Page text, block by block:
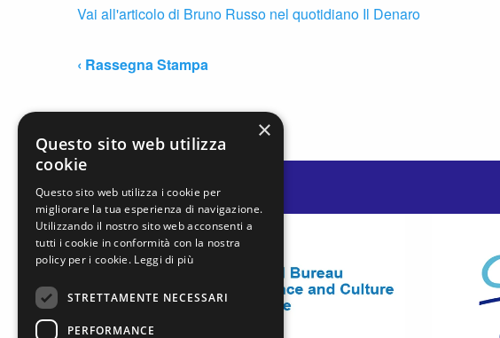
Vai all'articolo di Bruno Russo nel quotidiano Il Denaro
‹ Rassegna Stampa
×
Questo sito web utilizza
cookie
Questo sito web utilizza i cookie per
migliorare la tua esperienza di navigazione.
Utilizzando il nostro sito web acconsenti a
tutti i cookie in conformità con la nostra
policy per i cookie. Leggi di più
STRETTAMENTE NECESSARI
PERFORMANCE